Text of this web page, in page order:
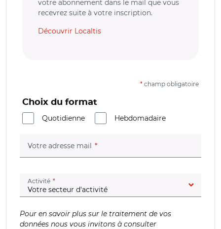
votre abonnement dans le mail que vous
recevrez suite à votre inscription.
Découvrir Localtis
* champ obligatoire
Choix du format
Quotidienne
Hebdomadaire
Votre adresse mail (champ obligatoire)
Activité (champ obligatoire)
Pour en savoir plus sur le traitement de vos
données nous vous invitons à consulter